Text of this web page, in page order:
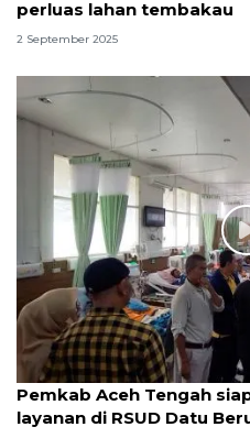
perluas lahan tembakau
2 September 2025
Pemkab Aceh Tengah
layanan di RSUD Datu